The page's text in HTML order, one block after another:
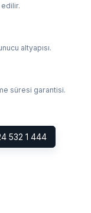
altyapısı.
süresi garantisi.
532 1 444